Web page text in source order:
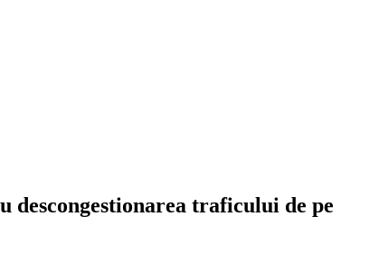
descongestionarea traficului de pe